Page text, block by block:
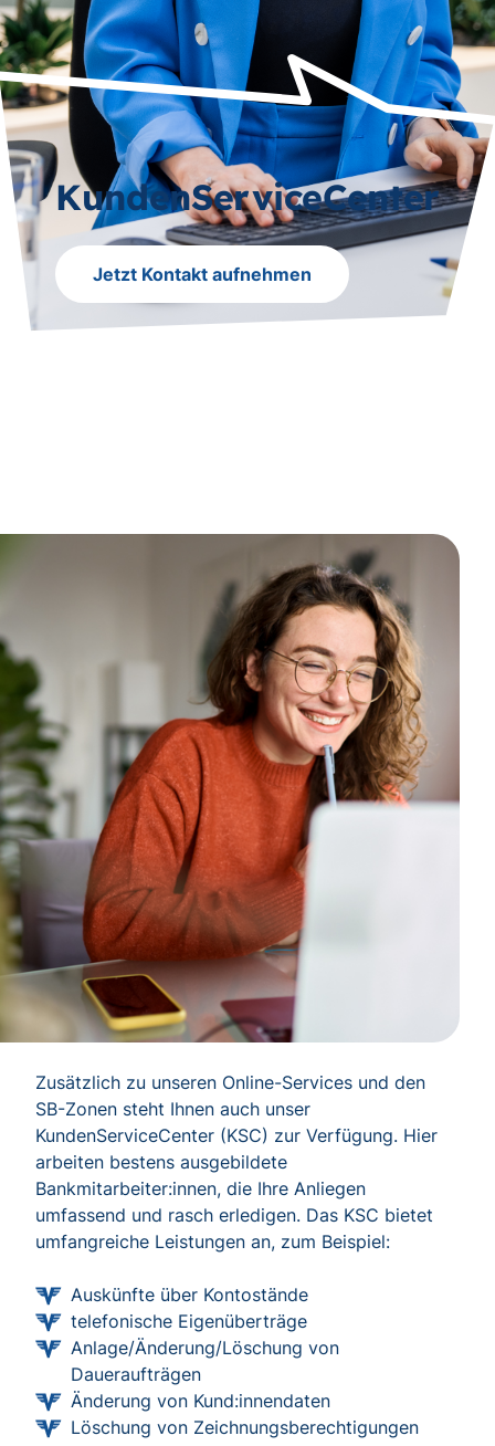
KundenServiceCenter
Jetzt Kontakt aufnehmen
Zusätzlich zu unseren Online-Services und den
SB-Zonen steht Ihnen auch unser
KundenServiceCenter (KSC) zur Verfügung. Hier
arbeiten bestens ausgebildete
Bankmitarbeiter:innen, die Ihre Anliegen
umfassend und rasch erledigen. Das KSC bietet
umfangreiche Leistungen an, zum Beispiel:
Auskünfte über Kontostände
telefonische Eigenüberträge
Anlage/Änderung/Löschung von
Daueraufträgen
Änderung von Kund:innendaten
Löschung von Zeichnungsberechtigungen